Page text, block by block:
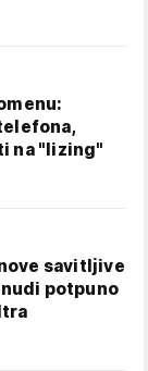
na "lizing"
savitljive
potpuno